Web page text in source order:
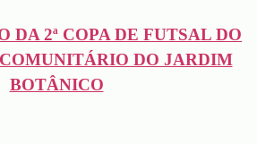
DA 2ª COPA DE FUTSAL DO
DO JARDIM
BOTÂNICO